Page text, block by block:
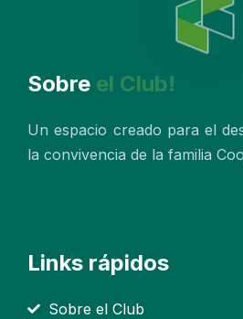
Sobre el Club!
Un espacio creado para el
la convivencia de la familia
Links rápidos
Sobre el Club